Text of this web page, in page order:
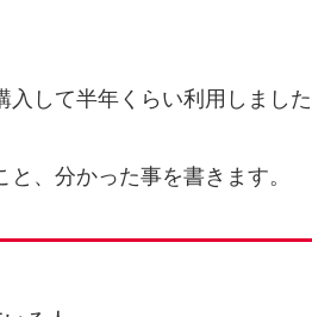
して半年くらい利用しました
、分かった事を書きます。